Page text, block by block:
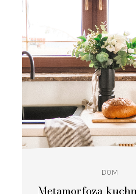
DOM